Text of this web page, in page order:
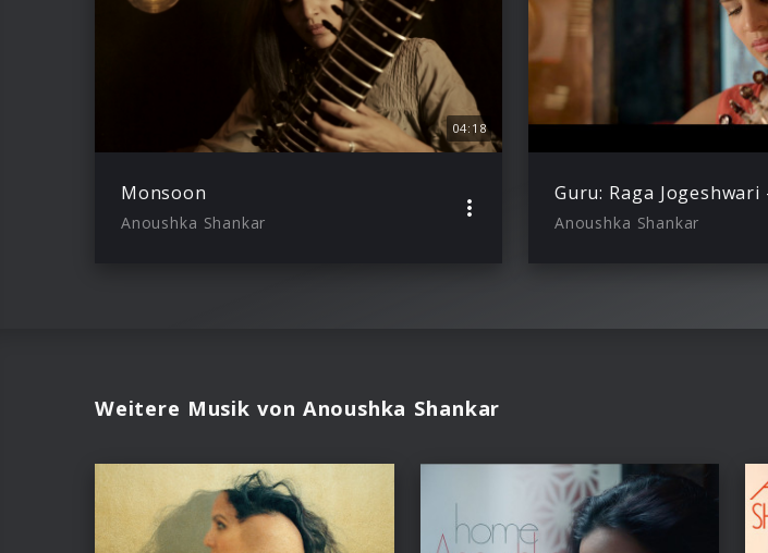
04:18
Monsoon
Anoushka Shankar Anoushka Shankar
Weitere Musik von Anoushka Shankar